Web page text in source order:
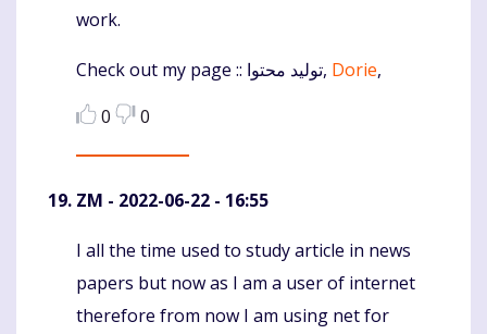
work.
Check out my page :: تولید محتوا, Dorie,
0
0
ZM - 2022-06-22 - 16:55
Komentaras
I all the time used to study article in news
papers but now as I am a user of internet
therefore from now I am using net for